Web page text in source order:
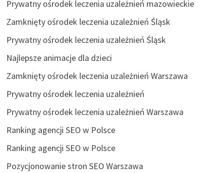
Prywatny ośrodek leczenia uzależnień mazowieckie
Zamknięty ośrodek leczenia uzależnień Śląsk
Prywatny ośrodek leczenia uzależnień Śląsk
Najlepsze animacje dla dzieci
Zamknięty ośrodek leczenia uzależnień Warszawa
Prywatny ośrodek leczenia uzależnień
Prywatny ośrodek leczenia uzależnień Warszawa
Ranking agencji SEO w Polsce
Ranking agencji SEO w Polsce
Pozycjonowanie stron SEO Warszawa